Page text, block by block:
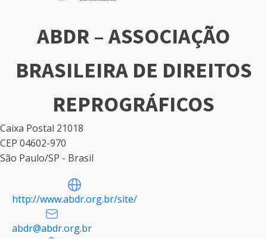
ABDR – ASSOCIAÇÃO
BRASILEIRA DE DIREITOS
REPROGRÁFICOS
Caixa Postal 21018
CEP 04602-970
São Paulo/SP - Brasil
http://www.abdr.org.br/site/
abdr@abdr.org.br